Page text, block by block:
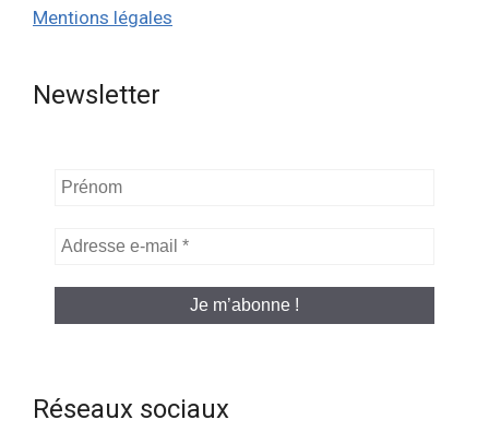
Mentions légales
Newsletter
Prénom
Adresse
mail
Réseaux sociaux